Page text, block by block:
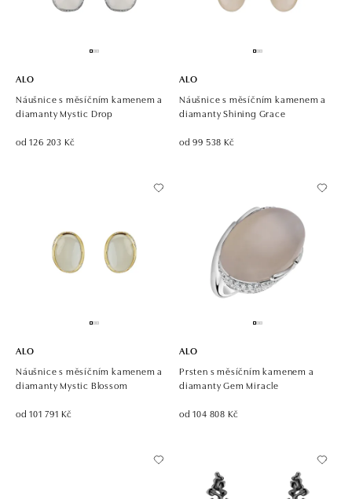
ALO
Náušnice s měsíčním kamenem a
diamanty Mystic Drop
od 126 203 Kč
ALO
Náušnice s měsíčním kamenem a
diamanty Shining Grace
od 99 538 Kč
ALO
Náušnice s měsíčním kamenem a
diamanty Mystic Blossom
od 101 791 Kč
ALO
Prsten s měsíčním kamenem a
diamanty Gem Miracle
od 104 808 Kč